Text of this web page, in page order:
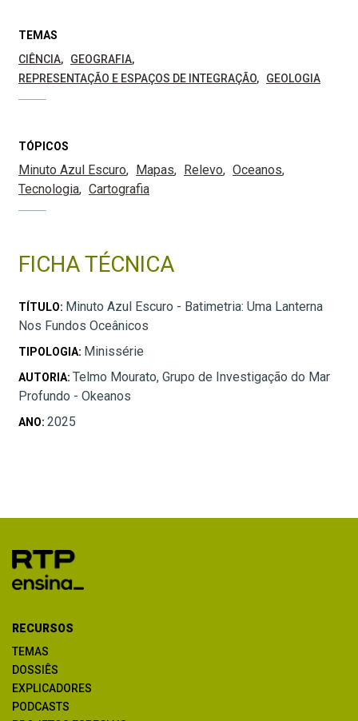
TEMAS
CIÊNCIA
GEOGRAFIA
REPRESENTAÇÃO E ESPAÇOS DE INTEGRAÇÃO
GEOLOGIA
TÓPICOS
Minuto Azul Escuro Mapas Relevo
Oceanos
Tecnologia
Cartografia
FICHA TÉCNICA
TÍTULO: Minuto Azul Escuro - Batimetria: Uma Lanterna
Nos Fundos Oceânicos
TIPOLOGIA: Minissérie
AUTORIA: Telmo Mourato, Grupo de Investigação do Mar
Profundo - Okeanos
ANO: 2025
RECURSOS
TEMAS
DOSSIÊS
EXPLICADORES
PODCASTS